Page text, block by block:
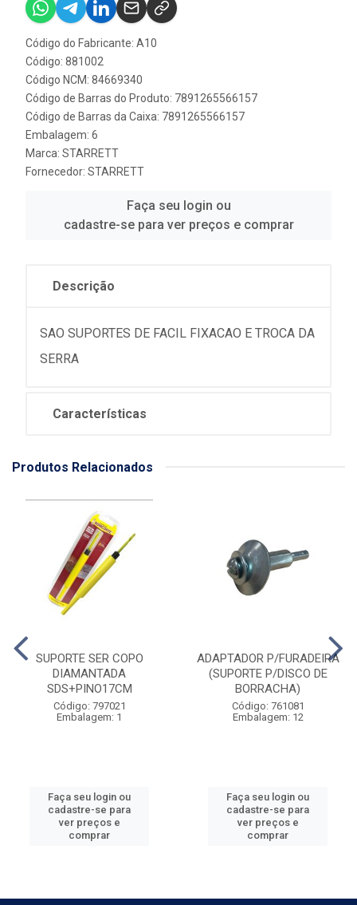
Código do Fabricante: A10
Código: 881002
Código NCM: 84669340
Código de Barras do Produto: 7891265566157
Código de Barras da Caixa: 7891265566157
Embalagem: 6
Marca: STARRETT
Fornecedor: STARRETT
Faça seu login ou
cadastre-se para ver preços e comprar
Descrição
SAO SUPORTES DE FACIL FIXACAO E TROCA DA
SERRA
Características
Produtos Relacionados
SUPORTE SER COPO
DIAMANTADA
SDS+PINO17CM
Código: 797021
Embalagem: 1
Faça seu login ou
cadastre-se para
ver preços e
comprar
ADAPTADOR P/FURADEIRA
(SUPORTE P/DISCO DE
BORRACHA)
Código: 761081
Embalagem: 12
Faça seu login ou
cadastre-se para
ver preços e
comprar